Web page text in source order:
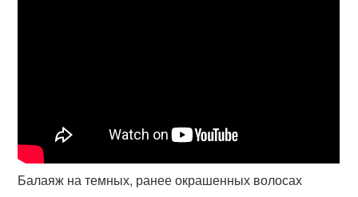
Балаяж на темных, ранее окрашенных волосах